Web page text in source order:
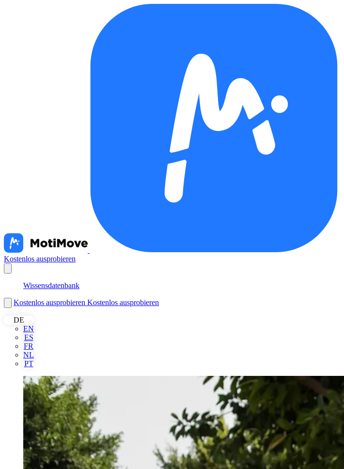
Kostenlos ausprobieren
NederlandsWissensdatenbank
Kostenlos ausprobieren Kostenlos ausprobieren
DE
EN
ES
FR
NL
PT